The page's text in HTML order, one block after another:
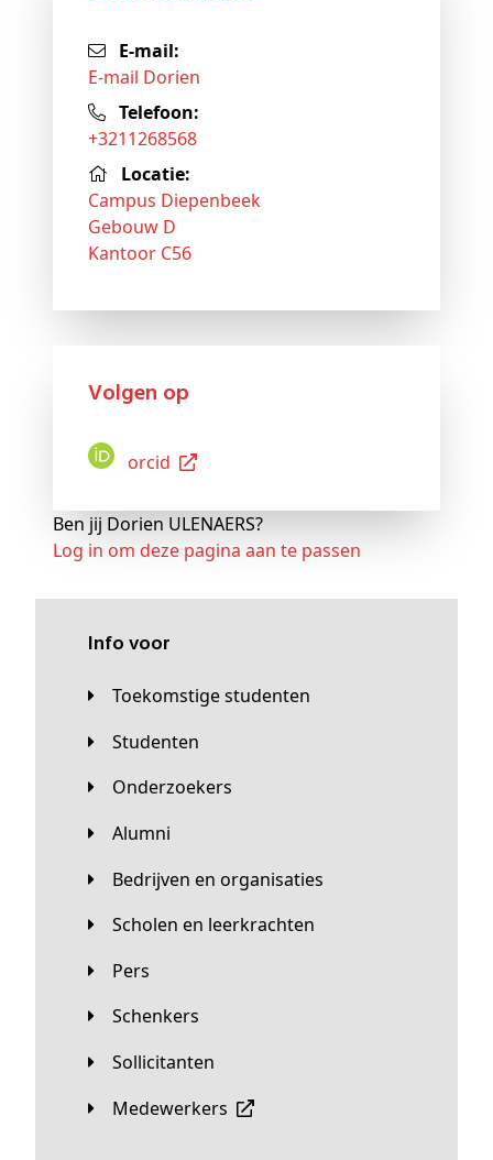
E-mail:
E-mail Dorien
Telefoon:
+3211268568
Locatie:
Campus Diepenbeek
Gebouw D
Kantoor C56
Volgen op
Orcid
Ben jij Dorien ULENAERS?
Log in om deze pagina aan te passen
Info voor
Toekomstige studenten
Studenten
Onderzoekers
Alumni
Bedrijven en organisaties
Scholen en leerkrachten
Pers
Schenkers
Sollicitanten
Medewerkers